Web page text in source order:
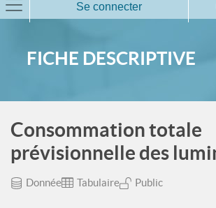
Se connecter
FICHE DESCRIPTIVE
Consommation totale
prévisionnelle des
Donnée Tabulaire Public